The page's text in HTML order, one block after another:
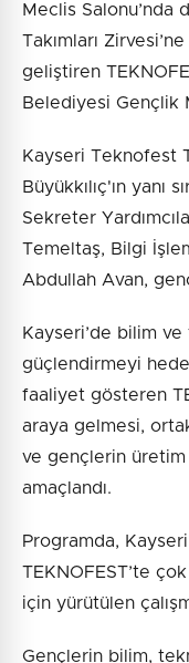
Meclis Salonu’nda
Takımları
geliştiren
Belediyesi Gençlik
Kayseri Teknofest
Büyükkılıç'ın yanı
Sekreter
Temeltaş, Bilgi
Abdullah Avan,
Kayseri’de bilim
güçlendirmeyi
faaliyet gösteren
araya gelmesi,
ve gençlerin üretim
amaçlandı.
Programda,
TEKNOFEST’te
için yürütülen
Gençlerin bilim,